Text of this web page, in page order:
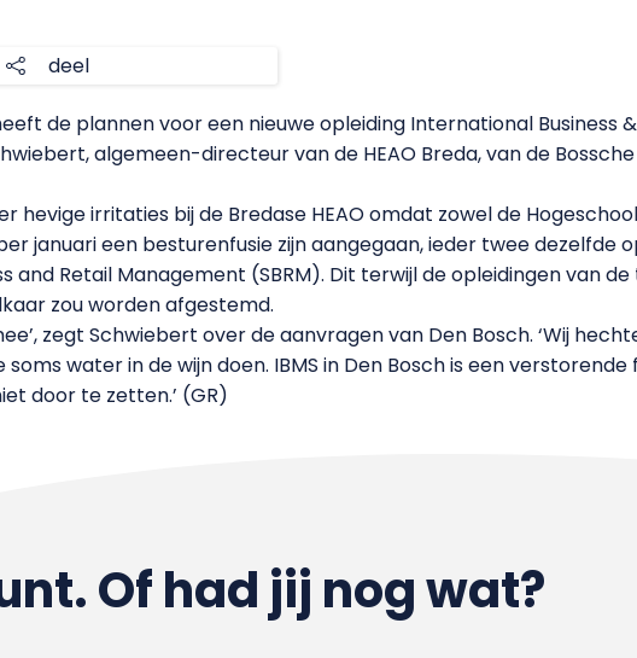
deel
de plannen voor een nieuwe opleiding International Business
algemeen-directeur van de HEAO Breda, van de
hevige irritaties bij de Bredase HEAO omdat zowel de
januari een besturenfusie zijn aangegaan, ieder twee dezelfde
and Retail Management (SBRM). Dit terwijl de opleidingen van
zou worden afgestemd.
zegt Schwiebert over de aanvragen van Den Bosch. ‘Wij
water in de wijn doen. IBMS in Den Bosch is een
door te zetten.’ (GR)
Of had jij nog wat?